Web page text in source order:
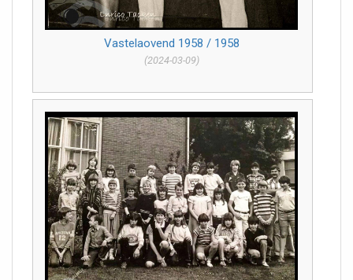
Vastelaovend 1958 / 1958
(2024-03-09)